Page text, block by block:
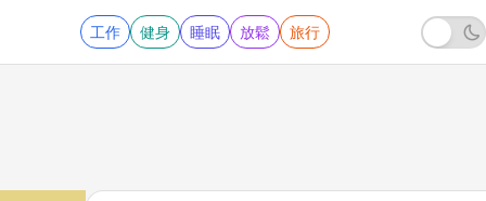
工作 健身 睡眠 放鬆 旅行